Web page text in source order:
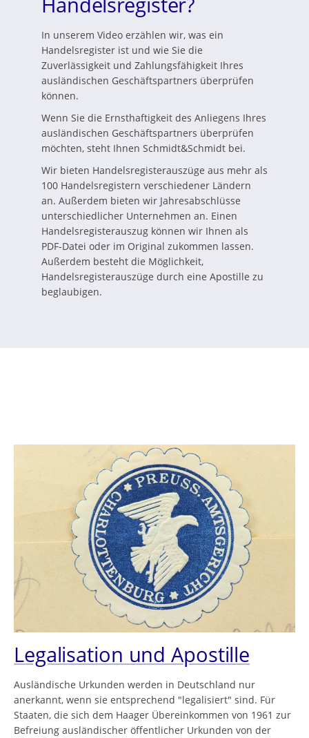
In unserem Video erzählen wir, was ein
Handelsregister ist und wie Sie die
Zuverlässigkeit und Zahlungsfähigkeit Ihres
ausländischen Geschäftspartners überprüfen
können.
Wenn Sie die Ernsthaftigkeit des Anliegens Ihres
ausländischen Geschäftspartners überprüfen
möchten, steht Ihnen Schmidt&Schmidt bei.
Wir bieten Handelsregisterauszüge aus mehr als
100 Handelsregistern verschiedener Ländern
an. Außerdem bieten wir Jahresabschlüsse
unterschiedlicher Unternehmen an. Einen
Handelsregisterauszug können wir Ihnen als
PDF-Datei oder im Original zukommen lassen.
Außerdem besteht die Möglichkeit,
Handelsregisterauszüge durch eine Apostille zu
beglaubigen.
Legalisation und Apostille
Ausländische Urkunden werden in Deutschland nur
anerkannt, wenn sie entsprechend "legalisiert" sind. Für
Staaten, die sich dem Haager Übereinkommen von 1961 zur
Befreiung ausländischer öffentlicher Urkunden von der